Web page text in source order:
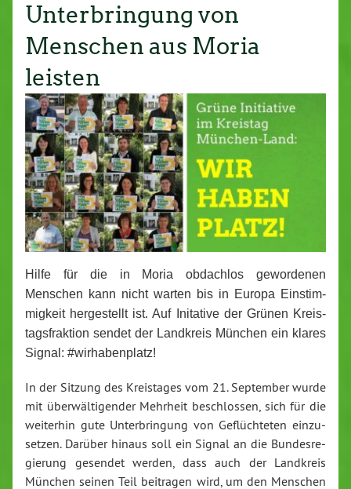
Unterbringung von
Menschen aus Moria
leisten
Hilfe für die in Moria obdachlos ge­wor­de­nen
Menschen kann nicht warten bis in Europa Ein­stim­
mig­keit her­ge­stellt ist. Auf Initative der Grünen Kreis­
tags­frak­ti­on sendet der Landkreis München ein klares
Signal: #wir­ha­ben­platz!
In der Sitzung des Kreis­ta­ges vom 21. September wurde
mit über­wäl­ti­gen­der Mehrheit be­schlos­sen, sich für die
weiterhin gute Un­ter­brin­gung von Ge­flüch­te­ten ein­zu­
set­zen. Darüber hinaus soll ein Signal an die Bun­des­re­
gie­rung gesendet werden, dass auch der Landkreis
München seinen Teil beitragen wird, um den Menschen